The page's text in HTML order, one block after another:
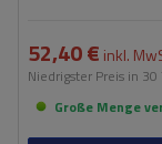
52,40 € inkl.
Niedrigster Preis in 30
Große Menge